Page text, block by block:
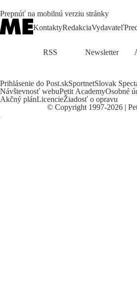
Prepnúť na mobilnú verziu stránky
KontaktyRedakciaVydavateľ
RSS Newsletter
Prihlásenie do Post.skSportnetSlovak
Návštevnosť webuPetit AcademyOsobné
Akčný plánLicencieŽiadosť o opravu
© Copyright 1997-2026 |